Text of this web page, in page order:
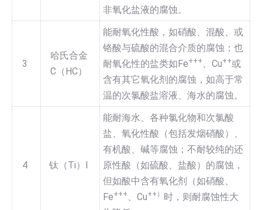
非氧化盐液的腐蚀。
3
哈氏合金
C（HC）
能耐氧化性酸，如硝酸、混酸、或
铬酸与硫酸的混合介质的腐蚀；也
耐氧化性的盐类如Fe+++ 、Cu++或
含有其它氧化剂的腐蚀，如高于常
温的次氯酸盐溶液、海水的腐蚀。
4 钛（Ti）I
能耐海水、各种氯化物和次氯酸
盐、氧化性酸（包括发烟硝酸）、
有机酸、碱等腐蚀；不耐较纯的还
原性酸（如硫酸、盐酸）的腐蚀，
但如酸中含有氧化剂（如硝酸、
Fe+++ 、Cu++） 时，则耐腐蚀性大